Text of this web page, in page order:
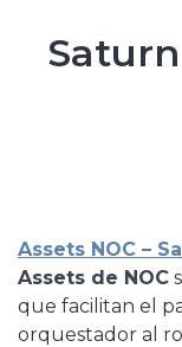
Assets NOC –
Assets de NOC
que facilitan el
orquestador al